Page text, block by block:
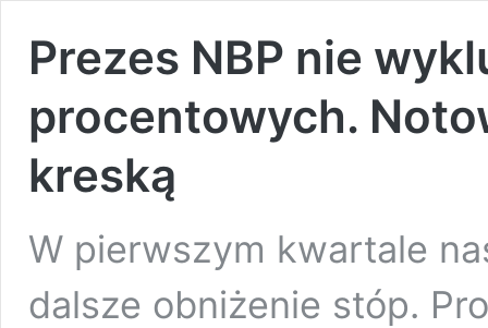
Prezes NBP nie
procentowych.
kreską
W pierwszym kwartale
dalsze obniżenie stóp.